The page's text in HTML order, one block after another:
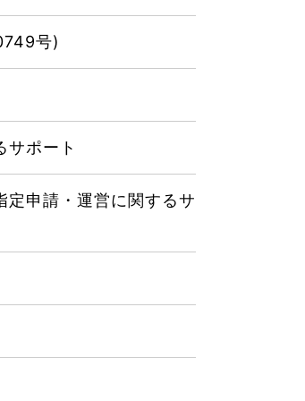
号)
サポート
定申請・運営に関するサ